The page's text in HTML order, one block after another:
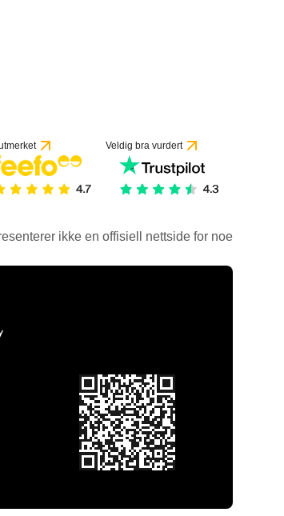
Veldig bra vurdert
ikke en offisiell nettside for noe